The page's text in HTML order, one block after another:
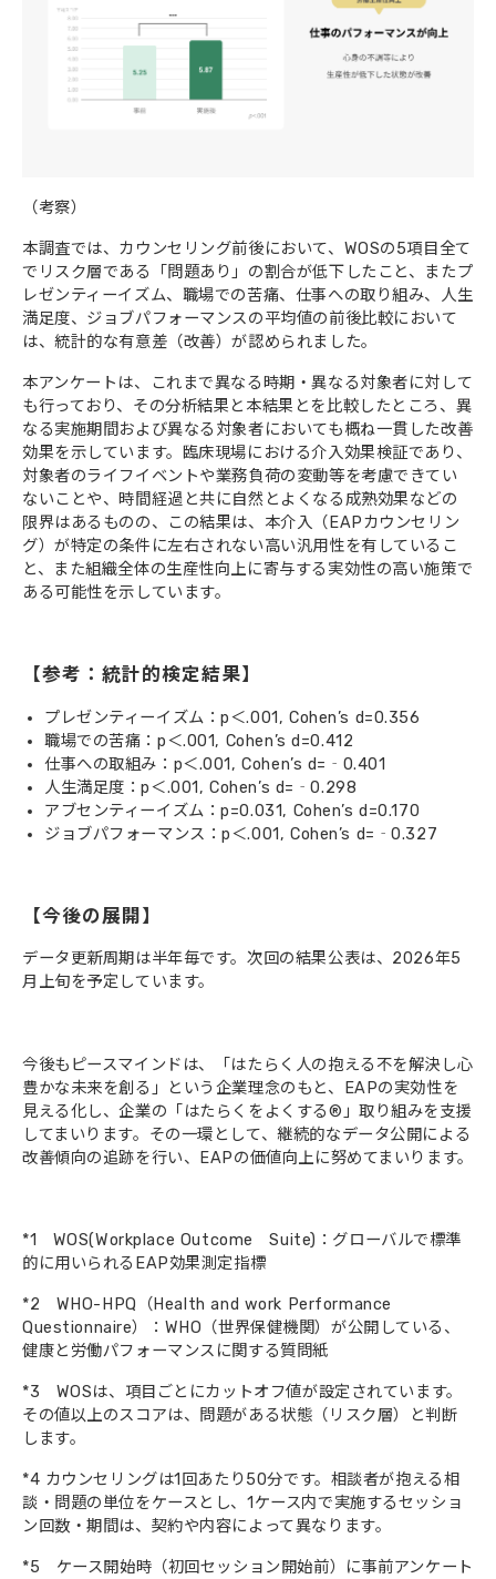
（考察）
本調査では、カウンセリング前後において、WOSの5項目全て
でリスク層である「問題あり」の割合が低下したこと、またプ
レゼンティーイズム、職場での苦痛、仕事への取り組み、人生
満足度、ジョブパフォーマンスの平均値の前後比較において
は、統計的な有意差（改善）が認められました。
本アンケートは、これまで異なる時期・異なる対象者に対して
も行っており、その分析結果と本結果とを比較したところ、異
なる実施期間および異なる対象者においても概ね一貫した改善
効果を示しています。臨床現場における介入効果検証であり、
対象者のライフイベントや業務負荷の変動等を考慮できてい
ないことや、時間経過と共に自然とよくなる成熟効果などの
限界はあるものの、この結果は、本介入（EAPカウンセリン
グ）が特定の条件に左右されない高い汎用性を有しているこ
と、また組織全体の生産性向上に寄与する実効性の高い施策で
ある可能性を示しています。
【参考：統計的検定結果】
プレゼンティーイズム：p＜.001, Cohen’s d=0.356
職場での苦痛：p＜.001, Cohen’s d=0.412
仕事への取組み：p＜.001, Cohen’s d=‐0.401
人生満足度：p＜.001, Cohen’s d=‐0.298
アブセンティーイズム：p=0.031, Cohen’s d=0.170
ジョブパフォーマンス：p＜.001, Cohen’s d=‐0.327
【今後の展開】
データ更新周期は半年毎です。次回の結果公表は、2026年5
月上旬を予定しています。
今後もピースマインドは、「はたらく人の抱える不を解決し心
豊かな未来を創る」という企業理念のもと、EAPの実効性を
見える化し、企業の「はたらくをよくする®」取り組みを支援
してまいります。その一環として、継続的なデータ公開による
改善傾向の追跡を行い、EAPの価値向上に努めてまいります。
*1 WOS(Workplace Outcome Suite)：グローバルで標準
的に用いられるEAP効果測定指標
*2 WHO-HPQ（Health and work Performance
Questionnaire）：WHO（世界保健機関）が公開している、
健康と労働パフォーマンスに関する質問紙
*3 WOSは、項目ごとにカットオフ値が設定されています。
その値以上のスコアは、問題がある状態（リスク層）と判断
します。
*4 カウンセリングは1回あたり50分です。相談者が抱える相
談・問題の単位をケースとし、1ケース内で実施するセッショ
ン回数・期間は、契約や内容によって異なります。
*5 ケース開始時（初回セッション開始前）に事前アンケート